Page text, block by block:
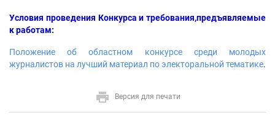
Условия проведения Конкурса и требования,предъявляемые
к работам:
Положение об областном конкурсе среди молодых
журналистов на лучший материал по электоральной тематике.
Версия для печати